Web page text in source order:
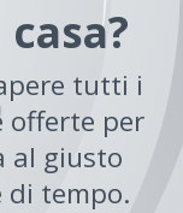
tutti i
offerte per
al giusto
di tempo.